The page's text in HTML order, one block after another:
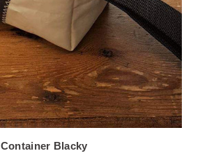
Container Blacky